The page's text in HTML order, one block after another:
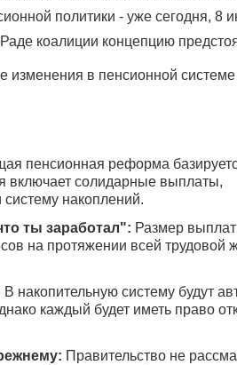
политики - уже сегодня, 8
коалиции концепцию
изменения в пенсионной
пенсионная реформа
включает солидарные выплаты,
накоплений.
ты заработал": Размер
на протяжении всей трудовой
В накопительную систему будут
каждый будет иметь право
Правительство не